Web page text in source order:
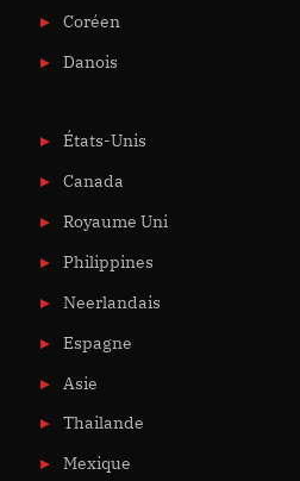
Coréen
Danois
États-Unis
Canada
Royaume Uni
Philippines
Neerlandais
Espagne
Asie
Thailande
Mexique